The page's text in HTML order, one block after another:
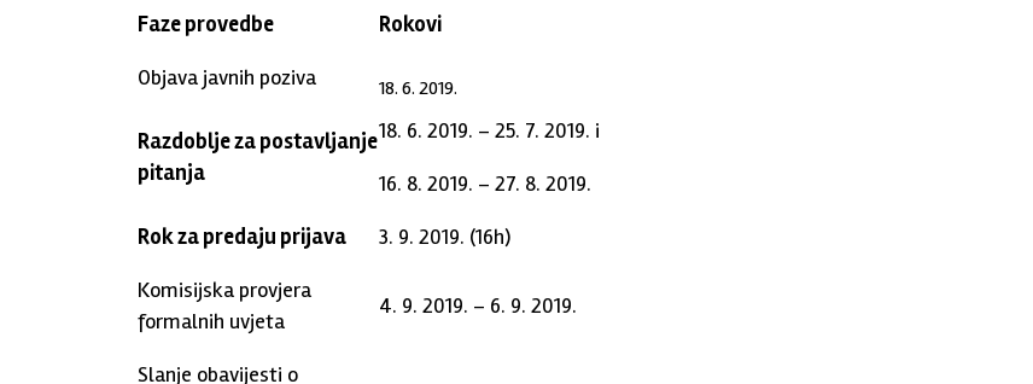
Faze provedbe
Rokovi
Objava javnih poziva
18. 6. 2019.
Razdoblje za postavljanje
pitanja
18. 6. 2019. – 25. 7. 2019. i
16. 8. 2019. – 27. 8. 2019.
Rok za predaju prijava
3. 9. 2019. (16h)
Komisijska provjera
formalnih uvjeta
4. 9. 2019. – 6. 9. 2019.
Slanje obavijesti o